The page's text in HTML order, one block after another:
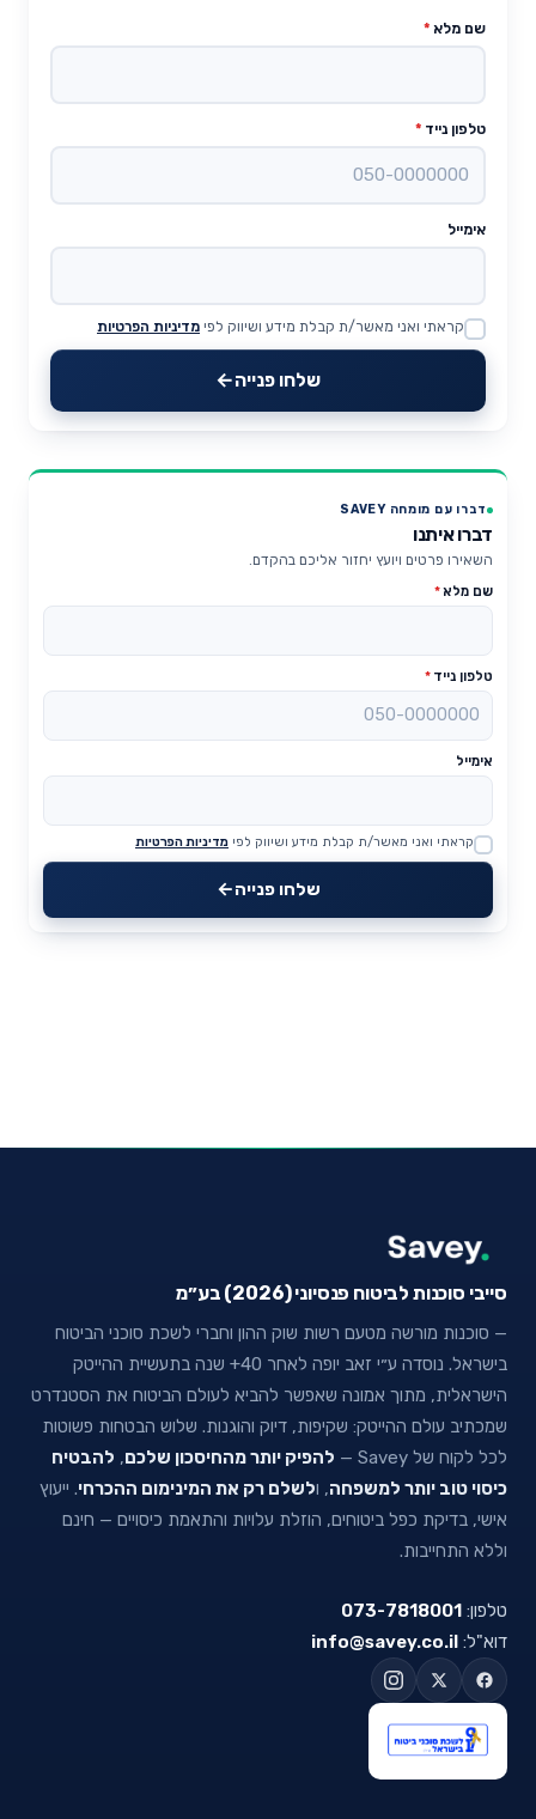
שם מלא *
טלפון נייד *
אימייל
Website
קראתי ואני מאשר/ת קבלת מידע ושיווק לפי מדיניות הפרטיות
שלחו פנייה
דברו עם מומחה SAVEY
דברו איתנו
השאירו פרטים ויועץ יחזור אליכם בהקדם.
שם מלא*
טלפון נייד *
אימייל
Website
קראתי ואני מאשר/ת קבלת מידע ושיווק לפי מדיניות הפרטיות
שלחו פנייה
סייבי סוכנות לביטוח פנסיוני (2026) בע״מ
— סוכנות מורשה מטעם רשות שוק ההון וחברי לשכת סוכני הביטוח
בישראל. נוסדה ע״י זאב יופה לאחר 40+ שנה בתעשיית ההייטק
הישראלית, מתוך אמונה שאפשר להביא לעולם הביטוח את הסטנדרט
שמכתיב עולם ההייטק: שקיפות, דיוק והוגנות. שלוש הבטחות פשוטות
לכל לקוח של Savey —
להפיק יותר מהחיסכון שלכם, להבטיח
כיסוי טוב יותר למשפחה, ולשלם רק את המינימום ההכרחי. ייעוץ
אישי, בדיקת כפל ביטוחים, הוזלת עלויות והתאמת כיסויים — חינם
וללא התחייבות.
טלפון: 073-7818001
דוא"ל: info@savey.co.il